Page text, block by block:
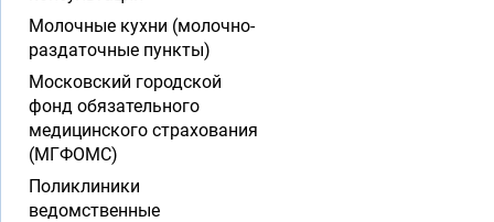
Молочные кухни (молочно-
раздаточные пункты)
Московский городской
фонд обязательного
медицинского страхования
(МГФОМС)
Поликлиники
ведомственные